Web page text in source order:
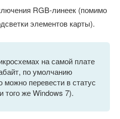
RGB-линеек (помимо
элементов карты).
на самой плате
по умолчанию
можно перевести в статус
того же Windows 7).